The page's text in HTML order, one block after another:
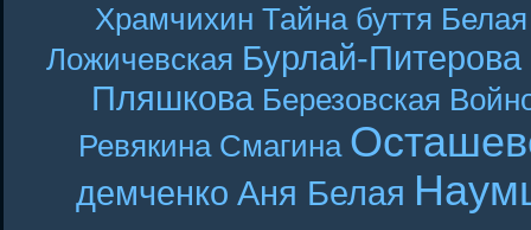
Храмчихин Тайна буття
Ложичевская Бурлай-Питерова
Пляшкова Березовская
Ревякина Смагина
демченко Аня Белая